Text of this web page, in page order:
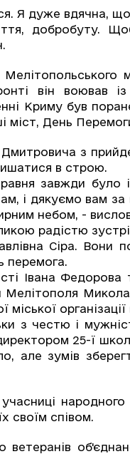
Я дуже вдячна, що
він воював
Криму був
міст, День
з
в строю.
завжди було і
і дякуємо вам
небом, -
радістю
Сіра. Вони
перемога.
Івана Федорова
Мелітополя
міської
честю і
25-ї
але зумів
народного
своїм співом.
ветеранів